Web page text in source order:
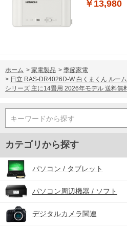
￥13,980
ホーム > 家電製品 > 季節家電
> 日立 RAS-DR4026D-W 白くまくん ルー
シリーズ 主に14畳用 2026年モデル 送料無
キーワードから探す
カテゴリから探す
パソコン / タブレット
パソコン周辺機器 / ソフト
デジタルカメラ関連